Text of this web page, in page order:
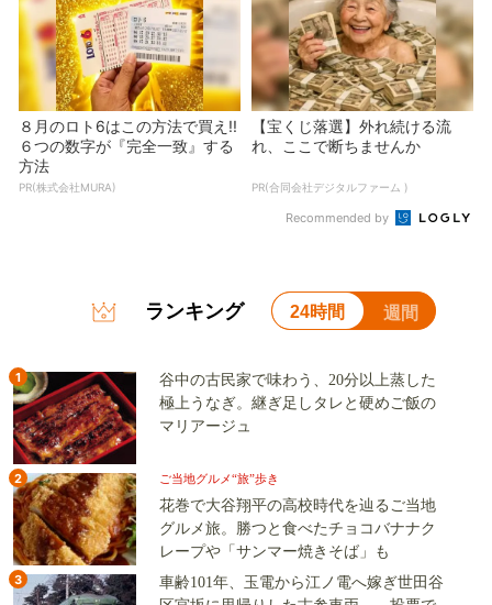
８月のロト6はこの方法で買え!!
６つの数字が『完全一致』する
方法
PR(株式会社MURA)
【宝くじ落選】外れ続ける流
れ、ここで断ちませんか
PR(合同会社デジタルファーム )
Recommended by
ランキング 24時間 週間
1
谷中の古民家で味わう、20分以上蒸した
極上うなぎ。継ぎ足しタレと硬めご飯の
マリアージュ
2 ご当地グルメ“旅”歩き
花巻で大谷翔平の高校時代を辿るご当地
グルメ旅。勝つと食べたチョコバナナク
レープや「サンマー焼きそば」も
3
車齢101年、玉電から江ノ電へ嫁ぎ世田谷